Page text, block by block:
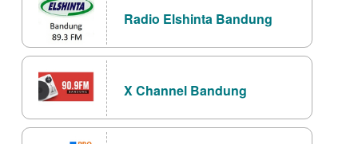
Radio Elshinta Bandung
X Channel Bandung